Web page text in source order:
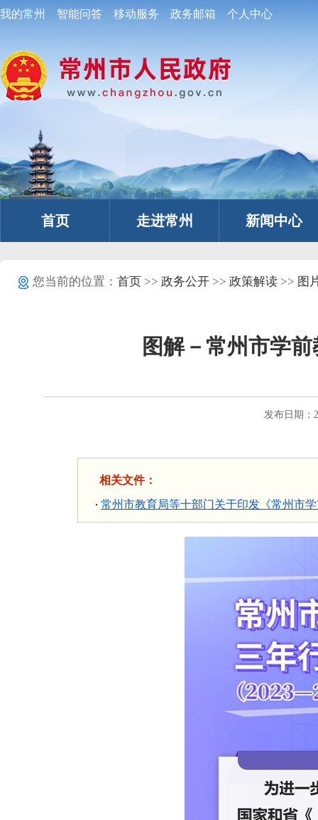
我的常州 智能问答 移动服务 政务邮箱 个人中心
首页 走进常州 新闻中心
您当前的位置： 首页>> 政务公开>> 政策解读>> 图
图解－常州市学
发布日期：
相关文件：
常州市教育局等十部门关于印发《常州市